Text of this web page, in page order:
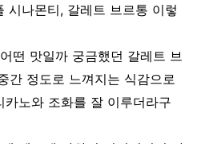
시나몬티, 갈레트 브르통 이렇
떤 맛일까 궁금했던 갈레트 브
간 정도로 느껴지는 식감으로
카노와 조화를 잘 이루더라구